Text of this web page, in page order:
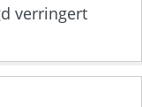
verringert